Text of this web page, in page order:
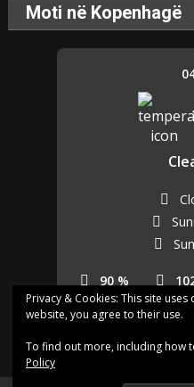
Moti në Kopenhagë
90 %
Last updated: 04:50
Privacy & Cookies: This site
website, you agree to their use.
To find out more, including how
Policy